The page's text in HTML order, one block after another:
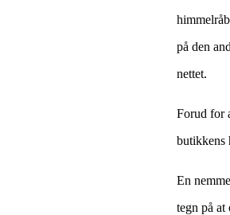
på den
nettet.
Forud for
butikkens
En
tegn på